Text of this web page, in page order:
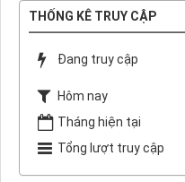
THỐNG KÊ TRUY CẬP
Đang truy cập
Hôm nay
Tháng hiện tại
Tổng lượt truy cập